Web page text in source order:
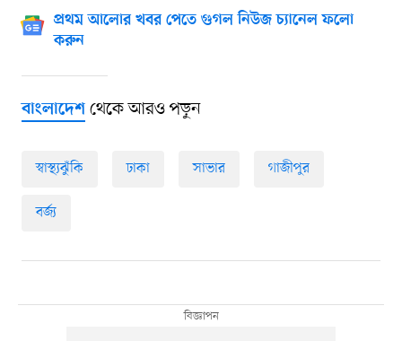
প্রথম আলোর খবর পেতে গুগল নিউজ চ্যানেল ফলো
করুন
বাংলাদেশথেকে আরও পড়ুন
স্বাস্থ্যঝুঁকি ঢাকা সাভার গাজীপুর
বর্জ্য